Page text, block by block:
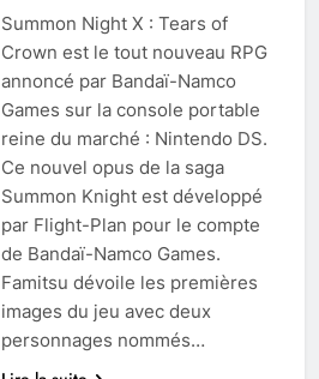
Summon Night X : Tears of
Crown est le tout nouveau RPG
annoncé par Bandaï-Namco
Games sur la console portable
reine du marché : Nintendo DS.
Ce nouvel opus de la saga
Summon Knight est développé
par Flight-Plan pour le compte
de Bandaï-Namco Games.
Famitsu dévoile les premières
images du jeu avec deux
personnages nommés…